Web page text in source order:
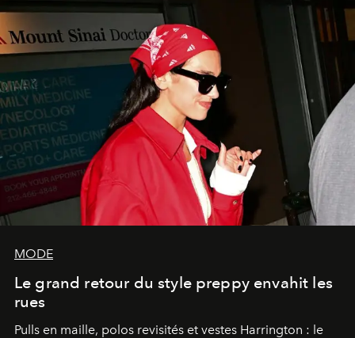
MODE
Le grand retour du style preppy envahit les
rues
Pulls en maille, polos revisités et vestes Harrington : le